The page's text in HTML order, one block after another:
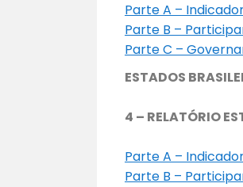
Parte A –
Parte B –
Parte C –
ESTADOS
4 – RELATÓRIO
Parte A –
Parte B –